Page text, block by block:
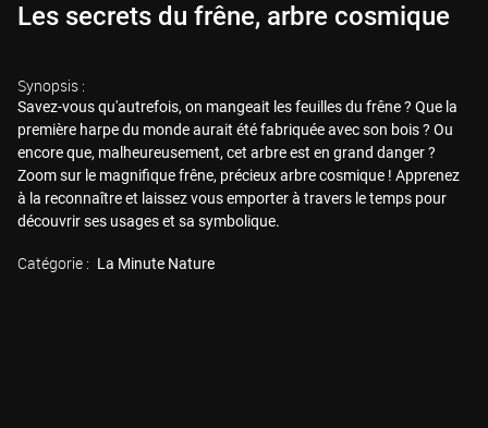
Les secrets du frêne, arbre cosmique
Synopsis :
Savez-vous qu'autrefois, on mangeait les feuilles du frêne ? Que la
première harpe du monde aurait été fabriquée avec son bois ? Ou
encore que, malheureusement, cet arbre est en grand danger ?
Zoom sur le magnifique frêne, précieux arbre cosmique ! Apprenez
à la reconnaître et laissez vous emporter à travers le temps pour
découvrir ses usages et sa symbolique.
Catégorie : La Minute Nature